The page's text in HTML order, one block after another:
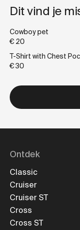
Dit vind je
Cowboy pet
€ 20
T-Shirt with Chest
€ 30
Ontdek
Classic
Cruiser
Cruiser ST
Cross
Cross ST